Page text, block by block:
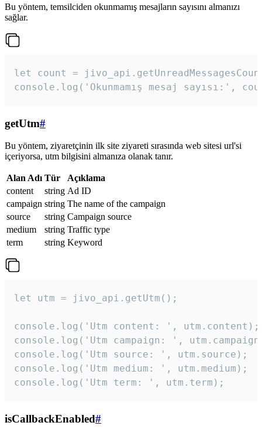
Bu yöntem, temsilciden okunmamış mesajların sayısını almanızı
sağlar.
let count =
console.log('Okunmamış mesaj sayısı:',
getUtm#
Bu yöntem, ziyaretçinin ilk site ziyareti sırasında web sitesi url'si
içeriyorsa, utm bilgisini almanıza olanak tanır.
Alan Adı Tür
Açıklama
content
string Ad ID
campaign string The name of the campaign
source
string Campaign source
medium
string Traffic type
term
string Keyword
let utm = jivo_api.getUtm();
console.log('Utm content: ', utm.content);
console.log('Utm campaign: ',
console.log('Utm source: ', utm.source);
console.log('Utm medium: ', utm.medium);
console.log('Utm term: ', utm.term);
isCallbackEnabled#